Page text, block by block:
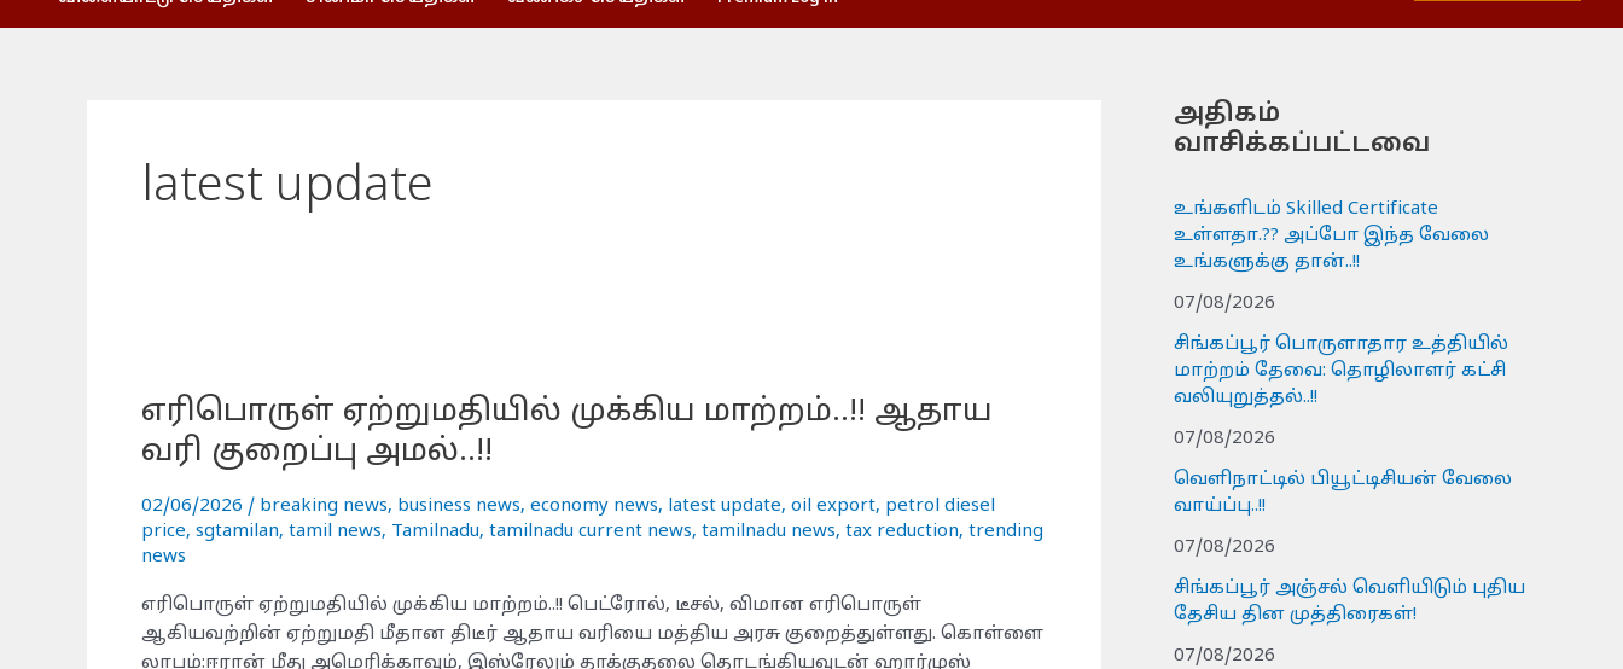
latest update
எரிபொருள் ஏற்றுமதியில் முக்கிய மாற்றம்..!! ஆதாய
வரி குறைப்பு அமல்..!!
02/06/2026 / breaking news, business news, economy news, latest update, oil export, petrol diesel
price, sgtamilan, tamil news, Tamilnadu, tamilnadu current news, tamilnadu news, tax reduction, trending
news
எரிபொருள் ஏற்றுமதியில் முக்கிய மாற்றம்..!! பெட்ரோல், டீசல், விமான எரிபொருள்
ஆகியவற்றின் ஏற்றுமதி மீதான திடீர் ஆதாய வரியை மத்திய அரசு குறைத்துள்ளது. கொள்ளை
லாபம்:ஈரான் மீது அமெரிக்காவும், இஸ்ரேலும் தாக்குதலை தொடங்கியவுடன் ஹார்முஸ்
முக்கிய
மாற்றம்..!!
ஆதாய
வரி
குறைப்பு
அமல்..!!
அதிகம்
வாசிக்கப்பட்டவை
உங்களிடம் Skilled Certificate
உள்ளதா.?? அப்போ இந்த வேலை
உங்களுக்கு தான்..!!
07/08/2026
சிங்கப்பூர் பொருளாதார உத்தியில்
மாற்றம் தேவை: தொழிலாளர் கட்சி
வலியுறுத்தல்..!!
07/08/2026
வெளிநாட்டில் பியூட்டிசியன் வேலை
வாய்ப்பு..!!
07/08/2026
சிங்கப்பூர் அஞ்சல் வெளியிடும் புதிய
தேசிய தின முத்திரைகள்!
07/08/2026